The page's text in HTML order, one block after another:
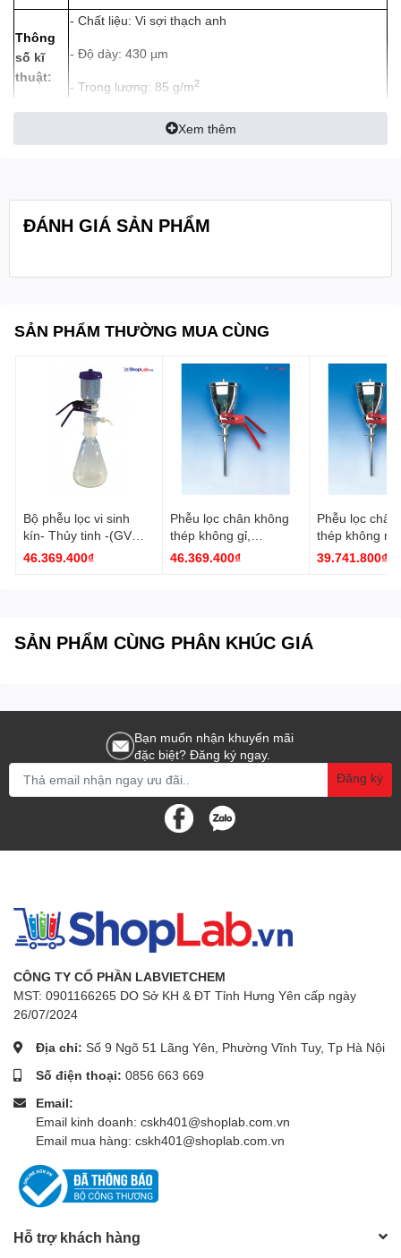
Thông
số kĩ
thuật:
- Chất liệu: Vi sợi thạch anh
- Độ dày: 430 µm
- Trọng lượng: 85 g/m2
- Nhiệt độ hoạt động: <900 °C
Bure
Xem thêm
ĐÁNH GIÁ SẢN PHẨM
SẢN PHẨM THƯỜNG MUA CÙNG
Bộ phễu lọc vi sinh
kín- Thủy tinh -(GV
050/2, glass frit filter,
Whatman
46.369.400₫
Phễu lọc chân không
thép không gỉ,
MV050A/0, 500ml
46.369.400₫
Phễu lọc chân
thép không rỉ,
MV 050/0,
39.741.800₫
SẢN PHẨM CÙNG PHÂN KHÚC GIÁ
Bạn muốn nhận khuyến mãi
đặc biệt? Đăng ký ngay.
Đăng ký
CÔNG TY CỔ PHẦN LABVIETCHEM
MST: 0901166265 DO Sở KH & ĐT Tỉnh Hưng Yên cấp ngày
26/07/2024
Địa chỉ: Số 9 Ngõ 51 Lãng Yên, Phường Vĩnh Tuy, Tp Hà Nội
Số điện thoại: 0856 663 669
Email:
Email kinh doanh: cskh401@shoplab.com.vn
Email mua hàng: cskh401@shoplab.com.vn
Hỗ trợ khách hàng